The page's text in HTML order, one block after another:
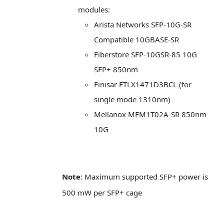
modules:
Arista Networks SFP-10G-SR
Compatible 10GBASE-SR
Fiberstore SFP-10GSR-85 10G
SFP+ 850nm
Finisar FTLX1471D3BCL (for
single mode 1310nm)
Mellanox MFM1T02A-SR 850nm
10G
Note: Maximum supported SFP+ power is
500 mW per SFP+ cage